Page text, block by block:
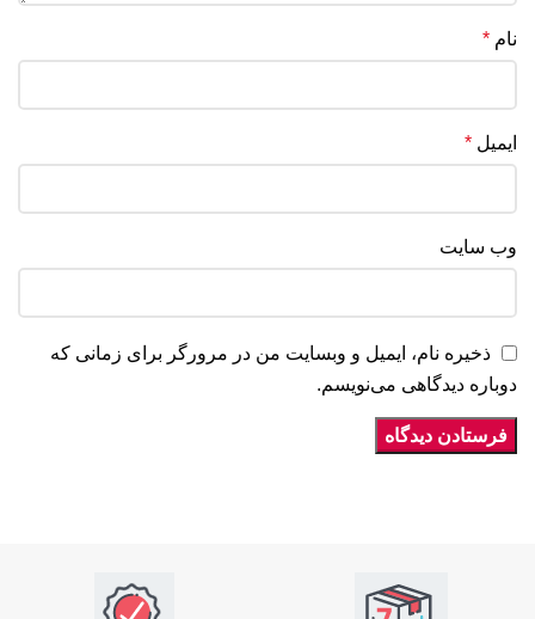
نام *
ایمیل *
وب‌ سایت
ذخیره نام، ایمیل و وبسایت من در مرورگر برای زمانی که
دوباره دیدگاهی می‌نویسم.